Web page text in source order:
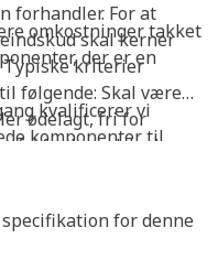
omkostninger takket
der er en
kvalificerer vi
komponenter til
Reman-komponenter,
samt
forhandler. For at
skal kerner
Typiske kriterier
følgende: Skal være
ødelagt, fri for
for brandskade og
produkt er mere
for at få detaljerede
for denne